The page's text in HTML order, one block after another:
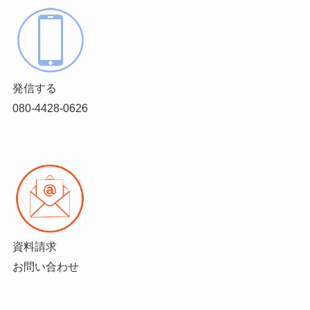
発信する
080-4428-0626
資料請求
お問い合わせ